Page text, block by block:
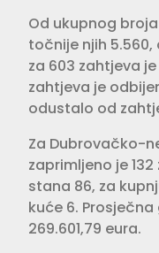
Od ukupnog
točnije njih
za 603 zahtjeva
zahtjeva je
odustalo od
Za Dubrovačko-
zaprimljeno je
stana 86, za
kuće 6.
269.601,79 eura.